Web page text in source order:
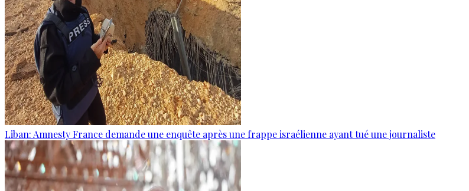
Liban: Amnesty France demande une enquête après une frappe israélienne ayant tué une journaliste